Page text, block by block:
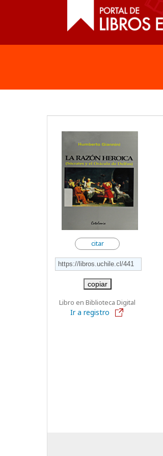
citar
copiar
Libro en Biblioteca Digital
Ir a registro